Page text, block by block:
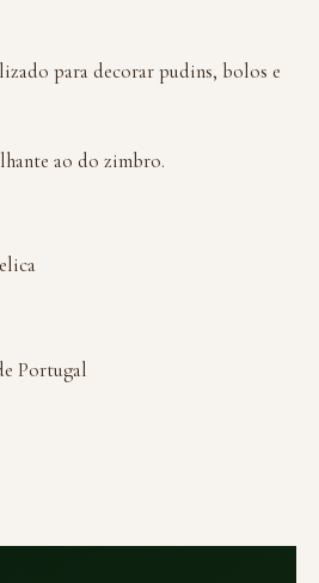
para decorar pudins, bolos e
ao do zimbro.
Portugal